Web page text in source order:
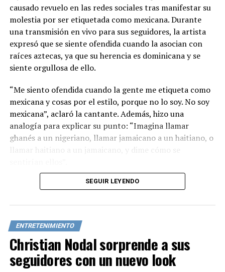
causado revuelo en las redes sociales tras manifestar su
molestia por ser etiquetada como mexicana. Durante
una transmisión en vivo para sus seguidores, la artista
expresó que se siente ofendida cuando la asocian con
raíces aztecas, ya que su herencia es dominicana y se
siente orgullosa de ello.
“Me siento ofendida cuando la gente me etiqueta como
mexicana y cosas por el estilo, porque no lo soy. No soy
mexicana”, aclaró la cantante. Además, hizo una
analogía para explicar su punto: “Imagina llamar
ghanés a un nigeriano, llamar jamaicano a un haitiano, o
llamar haitiano a un jamaicano, y dime cómo se
Cardi B enfatizó que continuará defendiendo su
incorrectamente, ya que no permitirá que borren su
identidad.
Las declaraciones de la rapera han generado un intenso
debate entre los usuarios de las redes sociales. Mientras
algunos la respaldan en su posición, otros la critican y
SEGUIR LEYENDO
ENTRETENIMIENTO
Christian Nodal sorprende a sus
seguidores con un nuevo look